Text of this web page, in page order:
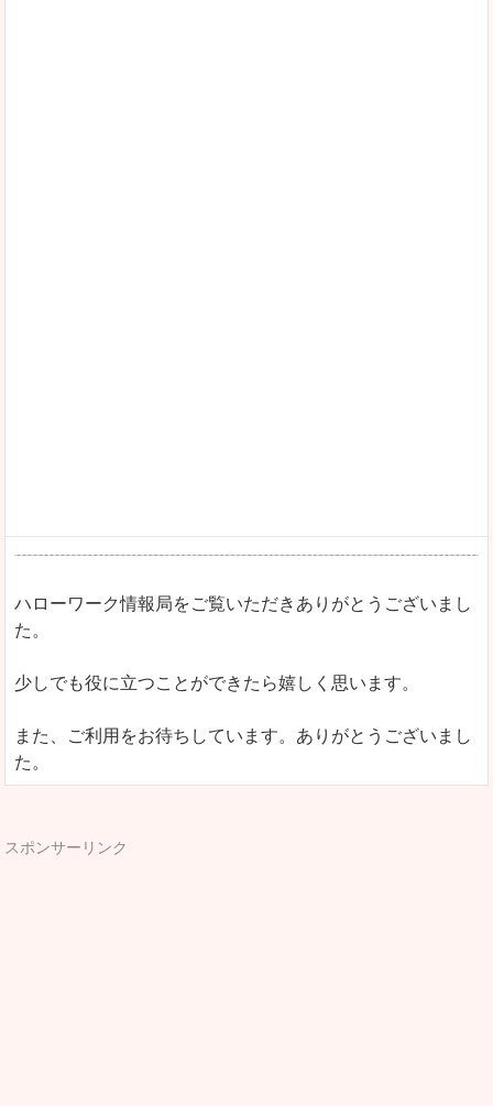
ハローワーク情報局をご覧いただきありがとうございまし
た。
少しでも役に立つことができたら嬉しく思います。
また、ご利用をお待ちしています。ありがとうございまし
た。
スポンサーリンク